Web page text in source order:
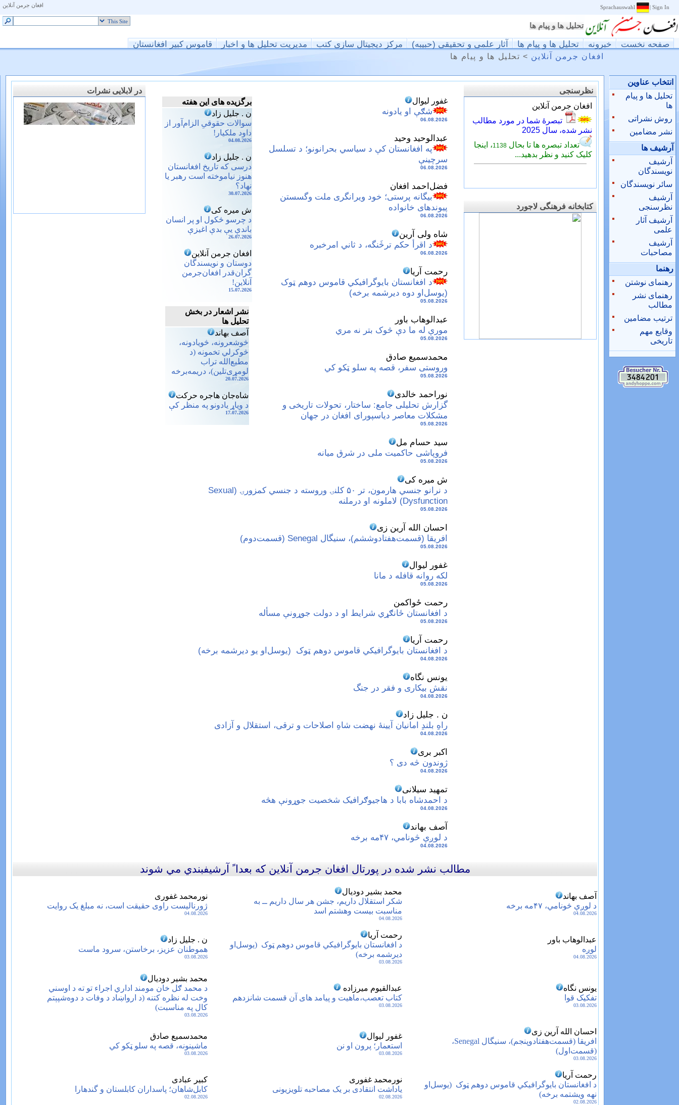
افغان جرمن آنلاین Sign In
تحليل ها و پيام ها
صفحه نخست خبرونه تحليل ها و پيام ها آثار علمی و تحقیقی (حبیبه) مرکز دیجیتال سازی کتب مدیریت تحلیل ها و اخبار قاموس کبیر افغانستان
افغان جرمن آنلاین > تحليل ها و پيام ها
انتخاب عناوین
تحليل ها و پيام
ها
روش نشراتی
نشر مضامین
آرشيف ها
آرشيف
نويسندگان
سائر نويسندگان
آرشیف
نظرسنجی
آرشیف آثار
علمی
آرشیف
مصاحبات
رهنما
رهنمای نوشتن
رهنمای نشر
مطالب
ترتیب مضامین
وقایع مهم
تاریخی
نظرسنجی
کتابخانه فرهنگی لاجورد
برگزیده های این هفته
ن . جلیل زاد
سوالات حقوقیِ الزام‌آور از
داود ملکیار!
04.08.2026
ن . جلیل زاد
درسی که تاریخ افغانستان
هنوز نیاموخته است رهبر یا
نهاد؟
30.07.2026
ش میره کی
د چرسو څکول او پر انسان
باندې یې بدې اغیزې
26.07.2026
افغان جرمن آنلاین
دوستان و نویسندگان
گران‌قدر افغان‌جرمن
آنلاین!
15.07.2026
نشر اشعار در بخش
تحلیل ها
آصف بهاند
څوشعرونه، څویادونه،
څوکرلي تخمونه (د
مطیع‌الله تراب
لومړی‌تلین)، دریمه‌برخه
20.07.2026
شاه‌جان هاجره حرکت
د وياړ یادونو په منظر کې
17.07.2026
غفور لیوال
شګې او یادونه
06.08.2026
عبدالوحید وحيد
په افغانستان کې د سياسي بحرانونو؛ د تسلسل
سرچينې
06.08.2026
فضل‌احمد افغان
بیگانه پرستی؛ خود ویرانگری ملت وگسستن
پیوندهای خانواده
06.08.2026
شاه ولی آرین
د اقرأ حکم ترڅَنگه، د ثاني امرخبره
06.08.2026
رحمت آریا
د افغانستان بایوگرافیکي قاموس دوهم ټوک ‏‏
‏(یوسل‌او دوه دیرشمه برخه)‏
05.08.2026
عبدالوهاب باور
مورې له ما دې څوک بتر نه مري
05.08.2026
محمدسمیع صادق
وروستی سفر، قصه په سلو ټکو کي
05.08.2026
نوراحمد خالدی
گزارش تحلیلی جامع:‏ ساختار، تحولات تاریخی و
مشکلات معاصر دیاسپورای افغان در جهان
05.08.2026
سید حسام مل
فروپاشی حاکمیت ملی در شرق میانه
05.08.2026
ش میره کی
د نرانو جنسي هارمون، تر ۵۰ کلنۍ وروسته د جنسي کمزورۍ (Sexual
Dysfunction) لاملونه او درملنه
05.08.2026
احسان الله آرین زی
افریقا (قسمت‌هفتادوششم)، سنیگال Senegal (قسمت‌دوم)
05.08.2026
غفور لیوال
لکه روانه قافله د مانا
05.08.2026
رحمت ځواکمن
د افغانستان ځانګړي شرایط او د دولت جوړونې مسأله
05.08.2026
رحمت آریا
د افغانستان بایوگرافیکي قاموس دوهم ټوک ‏‏ ‏(یوسل‌او یو دیرشمه برخه)‏
04.08.2026
یونس نگاه
نقش بیکاری و فقر در جنگ
04.08.2026
ن . جلیل زاد
راهِ بلندِ امانیان آیینهٔ نهضت شاهِ اصلاحات و ترقی، استقلال و آزادی
04.08.2026
اکبر بری
ژوندون څه دی ؟
04.08.2026
تمهید سیلانی
د احمدشاه بابا د هاجیوګرافیک شخصیت جوړونې هڅه
04.08.2026
آصف بهاند
د لوږې‌ څونامي، ۴۷مه برخه
04.08.2026
در لابلایی نشرات
مطالب نشر شده در پورتال افغان جرمن آنلاين که بعدا ً آرشيفبندي مي شوند
آصف بهاند
د لوږې‌ څونامي، ۴۷مه برخه
04.08.2026
محمد بشیر دودیال
شکر استقلال داریم، جشن هر سال داریم ــ به
مناسبت بیست وهشتم اسد
04.08.2026
نورمحمد غفوری
ژورنالیست راوی حقیقت است، نه مبلغ یک روایت
04.08.2026
عبدالوهاب باور
لوږه
04.08.2026
رحمت آریا
د افغانستان بایوگرافیکي قاموس دوهم ټوک ‏‏ ‏(یوسل‌او
دیرشمه برخه)‏
03.08.2026
ن . جلیل زاد
هموطنان عزیز، برخاستن، سرود ماست
03.08.2026
یونس نگاه
تفکیک قوا
03.08.2026
عبدالقیوم میرزاده
کتاب تعصب،ماهیت و پیامد های آن قسمت شانزدهم
03.08.2026
محمد بشیر دودیال
د محمد ګل خان مومند اداري اجراء تو ته د اوسني
وخت له نظره کتنه (د ارواښاد د وفات د دوه‌شپېتم
کال په مناسبت)
03.08.2026
احسان الله آرین زی
افریقا (قسمت‌هفتادوپنجم)، سنیگال Senegal،
(قسمت‌اول)
03.08.2026
غفور لیوال
استعمار؛ پرون او نن
03.08.2026
محمدسمیع صادق
ماشینونه، قصه په سلو ټکو کي
03.08.2026
رحمت آریا
د افغانستان بایوگرافیکي قاموس دوهم ټوک ‏‏ (یوسل‌او
نهه ویشتمه برخه)
02.08.2026
نورمحمد غفوری
یاداشت انتقادی بر یک مصاحبه تلویزیونی
02.08.2026
کبیر عبادی
کابل‌شاهان؛ پاسداران کابلستان و گندهارا
02.08.2026